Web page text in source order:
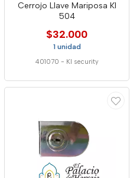
Cerrojo Llave Mariposa Kl
504
$32.000
1 unidad
401070 - Kl security